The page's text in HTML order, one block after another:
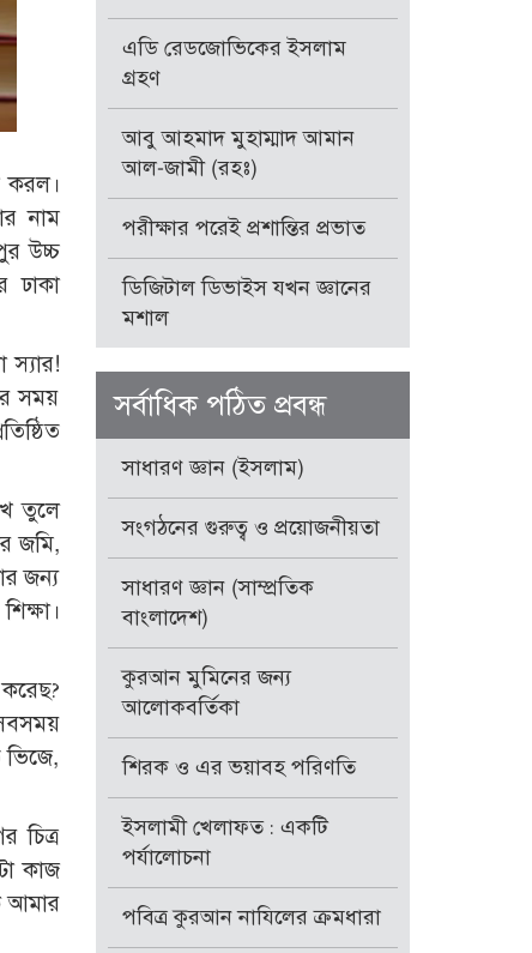
করল।
নাম
উচ্চ
ঢাকা
স্যার!
সময়
তুলে
জমি,
জন্য
চিত্র
কাজ
আমার
এডি রেডজোভিকের ইসলাম
গ্রহণ
আবু আহমাদ মুহাম্মাদ আমান
আল-জামী (রহঃ)
পরীক্ষার পরেই প্রশান্তির প্রভাত
ডিজিটাল ডিভাইস যখন জ্ঞানের
মশাল
সর্বাধিক পঠিত প্রবন্ধ
সাধারণ জ্ঞান (ইসলাম)
সংগঠনের গুরুত্ব ও প্রয়োজনীয়তা
সাধারণ জ্ঞান (সাম্প্রতিক
বাংলাদেশ)
কুরআন মুমিনের জন্য
আলোকবর্তিকা
শিরক ও এর ভয়াবহ পরিণতি
ইসলামী খেলাফত : একটি
পর্যালোচনা
পবিত্র কুরআন নাযিলের ক্রমধারা